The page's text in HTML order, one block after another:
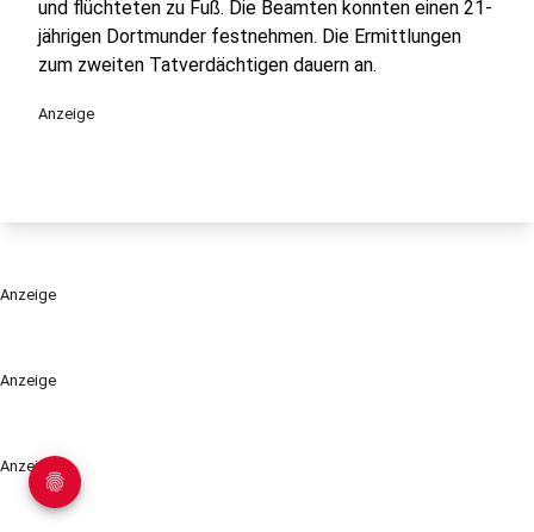
Anzeige
Anzeige
und flüchteten zu Fuß. Die Beamten konnten einen 21-
jährigen Dortmunder festnehmen. Die Ermittlungen
zum zweiten Tatverdächtigen dauern an.
Anzeige
Anzeige